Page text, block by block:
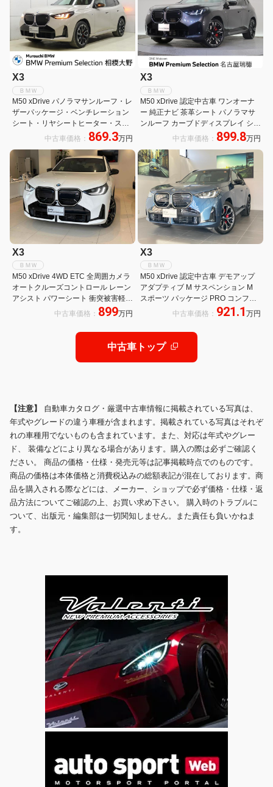
X3
ＢＭＷ
M50 xDrive パノラマサンルーフ・レ
ザーパッケージ・ベンチレーション
シート・リヤシートヒーター・ステ
アリングヒーター・ BMW Individual
中古車価格： 869.3万円
X3
ＢＭＷ
M50 xDrive 認定中古車 ワンオーナ
ー 純正ナビ 茶革シート パノラマサ
ンルーフ カーブドディスプレイ シー
トベンチレーション アラウンドビュ
マンカードン ステアリングヒーター
中古車価格： 899.8万円
X3
ＢＭＷ
M50 xDrive 4WD ETC 全周囲カメラ
オートクルーズコントロール レーン
アシスト パワーシート 衝突被害軽減
システム アルミホイール スマートキ
ー 電動格納ミラー シートヒーター
AT 盗難防止システム
中古車価格： 899万円
X3
ＢＭＷ
M50 xDrive 認定中古車 デモアップ
アダプティブ M サスペンション M
スポーツ パッケージ PRO コンフォ
ート アクセス システム BMW アイコ
ニック グロー エクステリア パッケ
ージ
中古車価格： 921.1 万円
中古車トップ
【注意】 自動車カタログ・厳選中古車情報に掲載されている写真は、
年式やグレードの違う車種が含まれます。掲載されている写真はそれぞ
れの車種用でないものも含まれています。また、対応は年式やグレー
ド、 装備などにより異なる場合があります。購入の際は必ずご確認く
ださい。 商品の価格・仕様・発売元等は記事掲載時点でのものです。
商品の価格は本体価格と消費税込みの総額表記が混在しております。商
品を購入される際などには、メーカー、ショップで必ず価格・仕様・返
品方法についてご確認の上、お買い求め下さい。 購入時のトラブルに
ついて、出版元・編集部は一切関知しません。また責任も負いかねま
す。